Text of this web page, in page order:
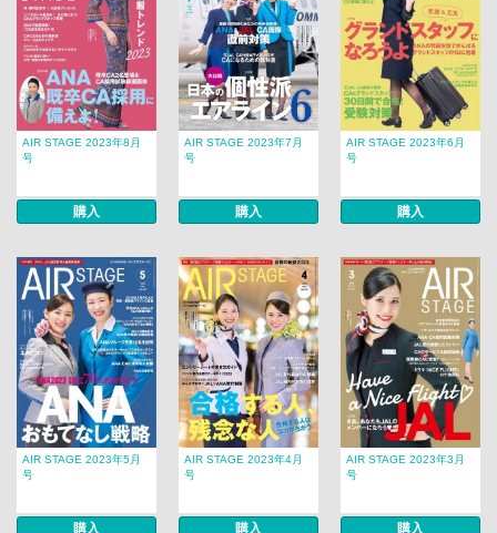
AIR STAGE 2023年8月
号
購入
AIR STAGE 2023年7月
号
購入
AIR STAGE 2023年6月
号
購入
AIR STAGE 2023年5月
号
購入
AIR STAGE 2023年4月
号
購入
AIR STAGE 2023年3月
号
購入